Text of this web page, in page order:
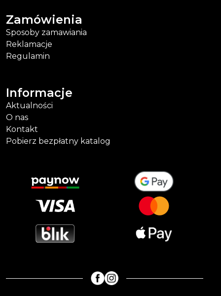
Zamówienia
Sposoby zamawiania
Reklamacje
Regulamin
Informacje
Aktualności
O nas
Kontakt
Pobierz bezpłatny katalog